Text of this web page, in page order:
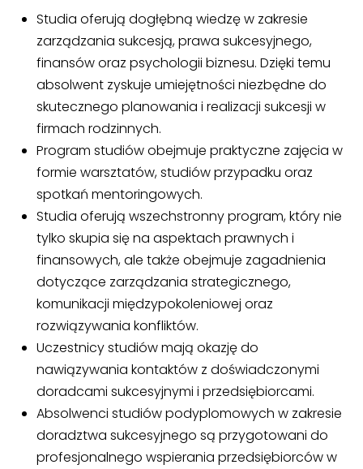
Studia oferują dogłębną wiedzę w zakresie
zarządzania sukcesją, prawa sukcesyjnego,
finansów oraz psychologii biznesu. Dzięki temu
absolwent zyskuje umiejętności niezbędne do
skutecznego planowania i realizacji sukcesji w
firmach rodzinnych.
Program studiów obejmuje praktyczne zajęcia w
formie warsztatów, studiów przypadku oraz
spotkań mentoringowych.
Studia oferują wszechstronny program, który nie
tylko skupia się na aspektach prawnych i
finansowych, ale także obejmuje zagadnienia
dotyczące zarządzania strategicznego,
komunikacji międzypokoleniowej oraz
rozwiązywania konfliktów.
Uczestnicy studiów mają okazję do
nawiązywania kontaktów z doświadczonymi
doradcami sukcesyjnymi i przedsiębiorcami.
Absolwenci studiów podyplomowych w zakresie
doradztwa sukcesyjnego są przygotowani do
profesjonalnego wspierania przedsiębiorców w